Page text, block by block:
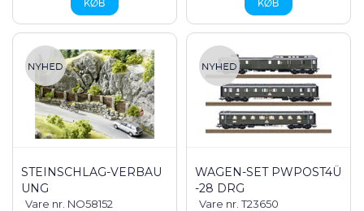
STEINSCHLAG-VERBAU
UNG
Vare nr. NO58152
WAGEN-SET PWPOST4Ü
-28 DRG
Vare nr. T23650